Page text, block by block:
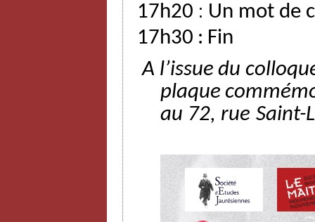
17h20 : Un mot de
17h30 : Fin
A l’issue du
plaque
au 72, rue Saint-